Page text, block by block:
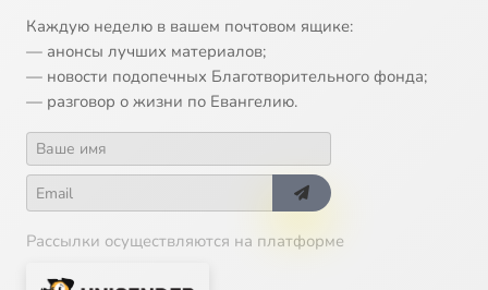
Каждую неделю в вашем почтовом ящике:
— анонсы лучших материалов;
— новости подопечных Благотворительного фонда;
— разговор о жизни по Евангелию.
Рассылки осуществляются на платформе